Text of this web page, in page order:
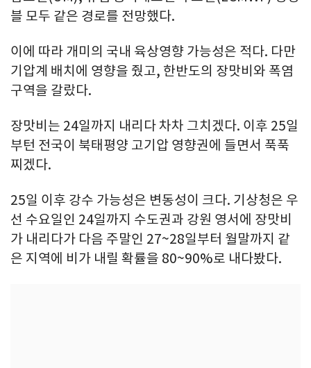
블 모두 같은 경로를 전망했다.
이에 따라 개미의 국내 육상영향 가능성은 적다. 다만
기압계 배치에 영향을 줬고, 한반도의 장맛비와 폭염
구역을 갈랐다.
장맛비는 24일까지 내리다 차차 그치겠다. 이후 25일
부턴 전국이 북태평양 고기압 영향권에 들면서 푹푹
찌겠다.
25일 이후 강수 가능성은 변동성이 크다. 기상청은 우
선 수요일인 24일까지 수도권과 강원 영서에 장맛비
가 내리다가 다음 주말인 27~28일부터 월말까지 같
은 지역에 비가 내릴 확률을 80~90%로 내다봤다.